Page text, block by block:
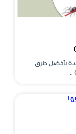
بأفضل طرق